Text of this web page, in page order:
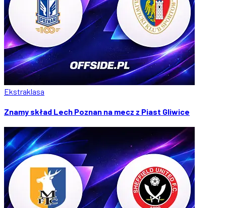
Ekstraklasa
Znamy skład Lech Poznan na mecz z Piast Gliwice